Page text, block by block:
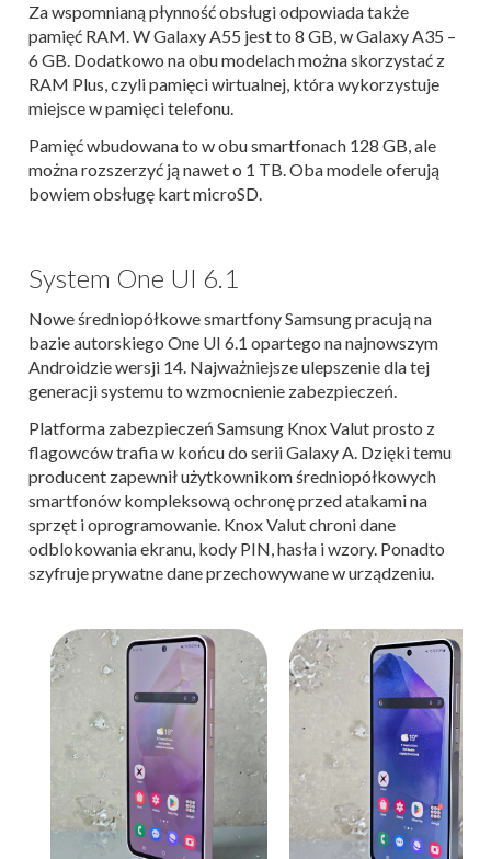
Za wspomnianą płynność obsługi odpowiada także
pamięć RAM. W Galaxy A55 jest to 8 GB, w Galaxy A35 –
6 GB. Dodatkowo na obu modelach można skorzystać z
RAM Plus, czyli pamięci wirtualnej, która wykorzystuje
miejsce w pamięci telefonu.
Pamięć wbudowana to w obu smartfonach 128 GB, ale
można rozszerzyć ją nawet o 1 TB. Oba modele oferują
bowiem obsługę kart microSD.
System One UI 6.1
Nowe średniopółkowe smartfony Samsung pracują na
bazie autorskiego One UI 6.1 opartego na najnowszym
Androidzie wersji 14. Najważniejsze ulepszenie dla tej
generacji systemu to wzmocnienie zabezpieczeń.
Platforma zabezpieczeń Samsung Knox Valut prosto z
flagowców trafia w końcu do serii Galaxy A. Dzięki temu
producent zapewnił użytkownikom średniopółkowych
smartfonów kompleksową ochronę przed atakami na
sprzęt i oprogramowanie. Knox Valut chroni dane
odblokowania ekranu, kody PIN, hasła i wzory. Ponadto
szyfruje prywatne dane przechowywane w urządzeniu.